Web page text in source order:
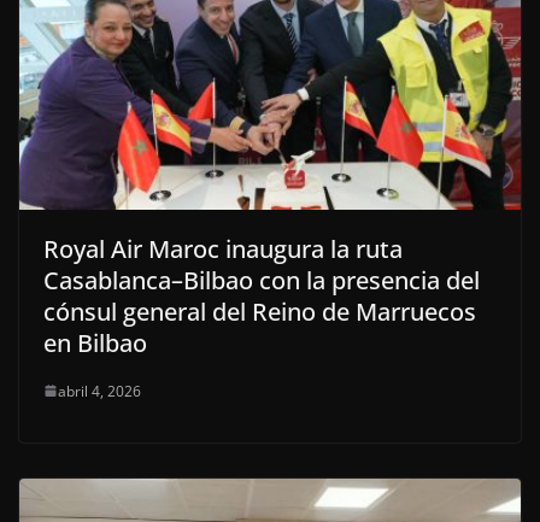
Royal Air Maroc inaugura la ruta
Casablanca–Bilbao con la presencia del
cónsul general del Reino de Marruecos
en Bilbao
abril 4, 2026